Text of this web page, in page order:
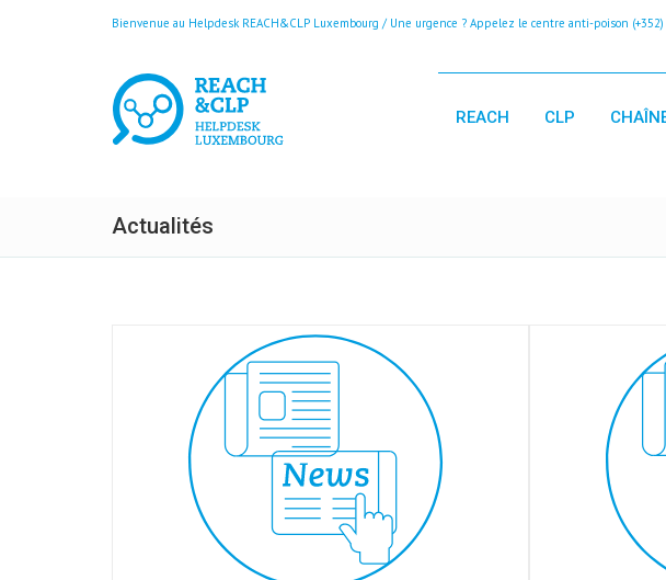
Bienvenue au Helpdesk REACH&CLP Luxembourg / Une urgence ? Appelez le centre anti-poison
REACH CLP
Actualités